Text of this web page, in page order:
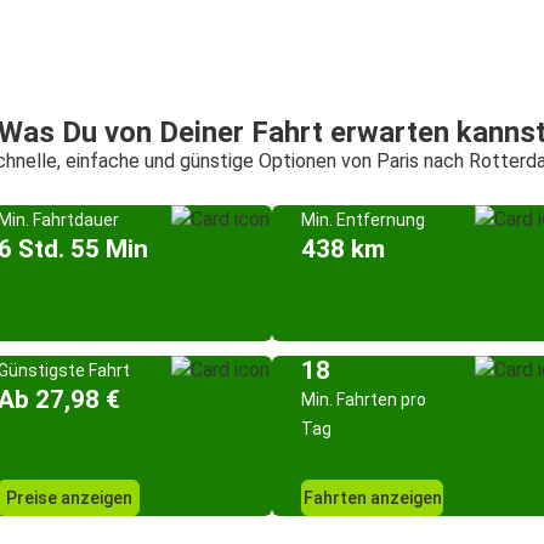
Du von Deiner Fahrt erwarten
einfache und günstige Optionen von Paris nach
Fahrtdauer
Std. 55 Min
Min. Entfernung
438 km
Fahrt
27,98 €
Preise anzeigen
18
Min. Fahrten pro
Tag
Fahrten anzeigen